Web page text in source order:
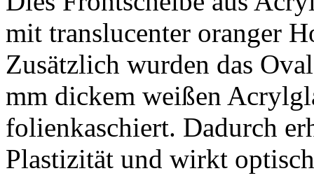
mit translucenter oranger
Zusätzlich wurden das
mm dickem weißen
folienkaschiert. Dadurch
Plastizität und wirkt